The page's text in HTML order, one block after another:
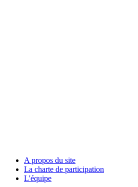
A propos du site
La charte de participation
L'équipe